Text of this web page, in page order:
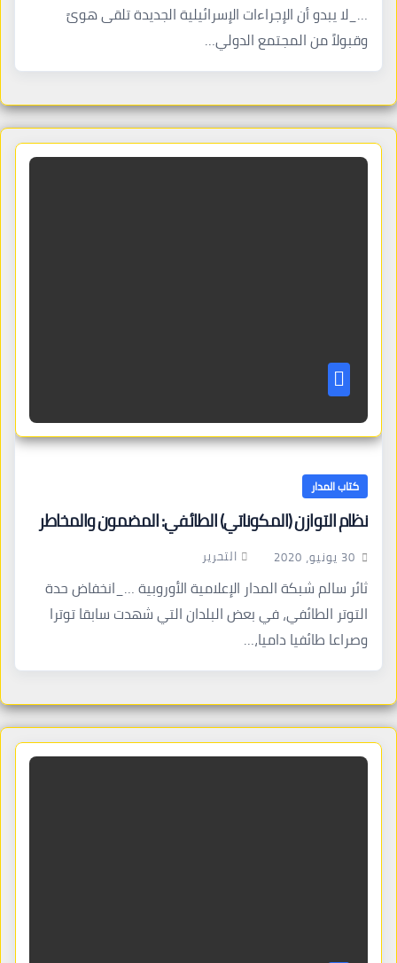
…_لا يبدو أن الإجراءات الإسرائيلية الجديدة تلقى هوىً
وقبولاً من المجتمع الدولي…
كتاب المدار
نظام التوازن (المكوناتي) الطائفي: المضمون والمخاطر
30 يونيو، 2020 التحرير
ثائر سالم شبكة المدار الإعلامية الأوروبية …_انخفاض حدة
التوتر الطائفي، في بعض البلدان التي شهدت سابقا توترا
وصراعا طائفيا داميا،…